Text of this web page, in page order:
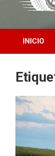
INICIO